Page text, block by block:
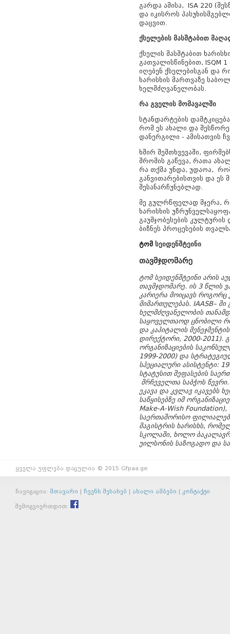
გარდა ამისა, ISA 220
და იკისროს
დაცვით.
ქსელების მასშტაბით
ქსელის მასშტაბით
გათვალისწინებით, ISQM
იღებენ ქსელებისგან და
ხარისხის მართვაზე
ხელმძღვანელობას.
რა გველის მომავალში
სტანდარტების
რომ ეს ახალი და
დანერგილი - ამისათვის
ხშირ შემთხვევაში,
შრომის გაწევა, რათა
რა თქმა უნდა, უდაოა,
განვითარებისთვის და ეს
შესანარჩუნებლად.
მე გულრწფელად მჯერა,
ხარისხის
გაუმჯობესების
ბიზნეს პროცესების
ტომ სეიდენშტეინი
თავმჯდომარე
ტომსეიდენშტეინი არის
თავმჯდომარე. ის 3 წლის
კარიერა მოიცავს როგორც
მიმართულებას. IAASB– ში
ხელმძღვანელობის
საყოველთაოდ ცნობილი
და კაპიტალის მენეჯმენტი
დირექტორი, 2000-2011). გ
ორგანიზაციების
1999-2000) და
სპეციალური ასისტენტი:
სტატუსით შეფასების
მრჩეველთა საბჭოს წევრი.
ეკავა და კვლავ იკავებს
საწყისებზე იმ
Make-A-Wish Foundation),
საერთაშორისო
მაგისტრის ხარისხს,
სკოლაში, ხოლო
უილსონის საზოგადო და
ყველა უფლება დაცულია © 2015 Gfpaa.ge
ნავიგაცია: მთავარი | ჩვენს შესახებ | ახალი ამბები | კონტაქტი
შემოგვიერთდით: